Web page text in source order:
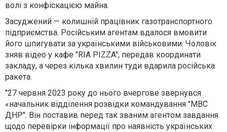
волі з конфіскацією майна.
Засуджений — колишній працівник газотранспортного
підприємства. Російським агентам вдалося вмовити
його шпигувати за українськими військовими. Чоловік
зняв відео у кафе "RIA PIZZA", передав координати
закладу, а через кілька хвилин туди вдарила російська
ракета.
"27 червня 2023 року до нього вчергове звернувся
«начальник відділення розвідки командування "МВС
ДНР". Він поставив перед так званим агентом завдання
щодо перевірки інформації про наявність українських